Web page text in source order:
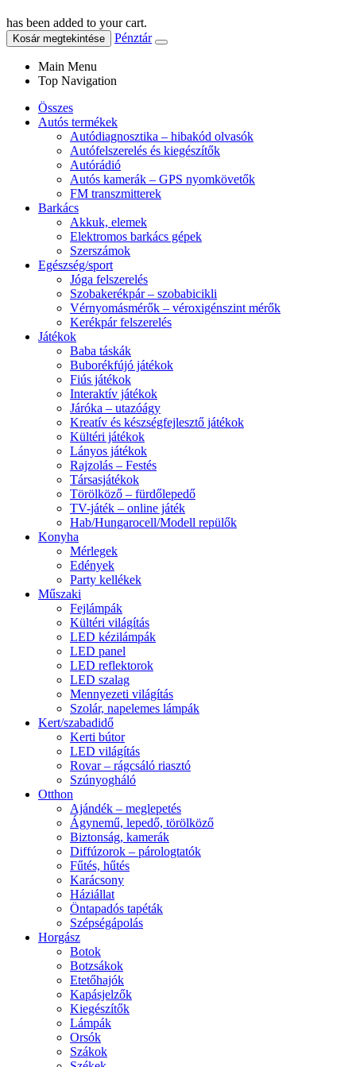
has been added to your cart.
Kosár megtekintése Pénztár
Main Menu
Top Navigation
Összes
Autós termékek
Autódiagnosztika – hibakód olvasók
Autófelszerelés és kiegészítők
Autórádió
Autós kamerák – GPS nyomkövetők
FM transzmitterek
Barkács
Akkuk, elemek
Elektromos barkács gépek
Szerszámok
Egészség/sport
Jóga felszerelés
Szobakerékpár – szobabicikli
Vérnyomásmérők – véroxigénszint mérők
Kerékpár felszerelés
Játékok
Baba táskák
Buborékfújó játékok
Fiús játékok
Interaktív játékok
Járóka – utazóágy
Kreatív és készségfejlesztő játékok
Kültéri játékok
Lányos játékok
Rajzolás – Festés
Társasjátékok
Törölköző – fürdőlepedő
TV-játék – online játék
Hab/Hungarocell/Modell repülők
Konyha
Mérlegek
Edények
Party kellékek
Műszaki
Fejlámpák
Kültéri világítás
LED kézilámpák
LED panel
LED reflektorok
LED szalag
Mennyezeti világítás
Szolár, napelemes lámpák
Kert/szabadidő
Kerti bútor
LED világítás
Rovar – rágcsáló riasztó
Szúnyogháló
Otthon
Ajándék – meglepetés
Ágynemű, lepedő, törölköző
Biztonság, kamerák
Diffúzorok – párologtatók
Fűtés, hűtés
Karácsony
Háziállat
Öntapadós tapéták
Szépségápolás
Horgász
Botok
Botzsákok
Etetőhajók
Kapásjelzők
Kiegészítők
Lámpák
Orsók
Szákok